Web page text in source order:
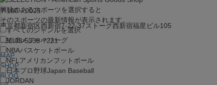
〒160－0023
東京都新宿区西新宿7-22-37ストーク西新宿福星ビル105
TEL:03-5338-7231
MAP
SHOP
BLOG
興味のあるスポーツを選択すると
そのスポーツの最新情報が表示されます。
すべてのジャンルを選択
MLBメジャーリーグ
NBAバスケットボール
NFL アメリカンフットボール
日本プロ野球Japan Baseball
JORDAN